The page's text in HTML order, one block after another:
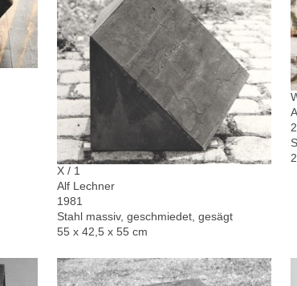
X / 1
Alf Lechner
1981
Stahl massiv, geschmiedet, gesägt
55 x 42,5 x 55 cm